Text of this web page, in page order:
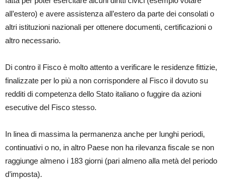
all’estero) e avere assistenza all’estero da parte dei consolati o
altri istituzioni nazionali per ottenere documenti, certificazioni o
altro necessario.
Di contro il Fisco è molto attento a verificare le residenze fittizie,
finalizzate per lo più a non corrispondere al Fisco il dovuto su
redditi di competenza dello Stato italiano o fuggire da azioni
esecutive del Fisco stesso.
In linea di massima la permanenza anche per lunghi periodi,
continuativi o no, in altro Paese non ha rilevanza fiscale se non
raggiunge almeno i 183 giorni (pari almeno alla metà del periodo
d’imposta).